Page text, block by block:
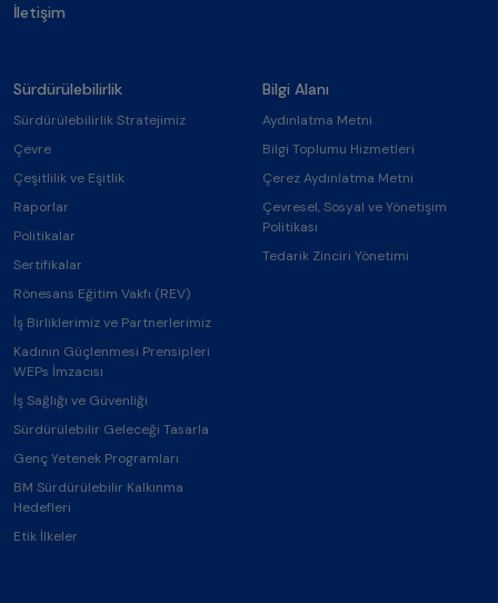
İletişim
Sürdürülebilirlik
Sürdürülebilirlik Stratejimiz
Çevre
Çeşitlilik ve Eşitlik
Raporlar
Politikalar
Sertifikalar
Rönesans Eğitim Vakfı (REV)
İş Birliklerimiz ve Partnerlerimiz
Kadının Güçlenmesi Prensipleri
WEPs İmzacısı
İş Sağlığı ve Güvenliği
Sürdürülebilir Geleceği Tasarla
Genç Yetenek Programları
BM Sürdürülebilir Kalkınma
Hedefleri
Etik İlkeler
Bilgi Alanı
Aydınlatma Metni
Bilgi Toplumu Hizmetleri
Çerez Aydınlatma Metni
Çevresel, Sosyal ve Yönetişim
Politikası
Tedarik Zinciri Yönetimi